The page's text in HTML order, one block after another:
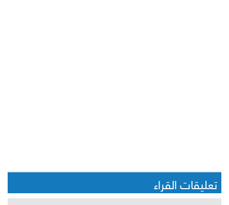
تعليقات القراء